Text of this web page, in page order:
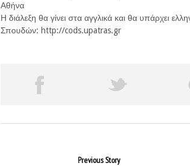
Αθήνα
Η διάλεξη θα γίνει στα αγγλικά και θα υπάρχει
Σπουδών: http://cods.upatras.gr
Previous Story